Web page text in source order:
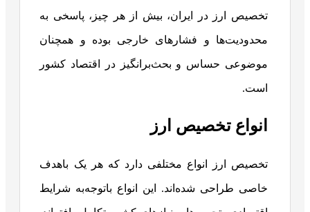
تخصیص ارز در ایران، بیش از هر چیز، پاسخی به
محدودیت‌ها و فشارهای خارجی بوده و همچنان
موضوعی حساس و بحث‌برانگیز در اقتصاد کشور
است.
انواع تخصیص ارز
تخصیص ارز انواع مختلفی دارد که هر یک باهدف
خاصی طراحی شده‌اند. این انواع باتوجه‌به شرایط